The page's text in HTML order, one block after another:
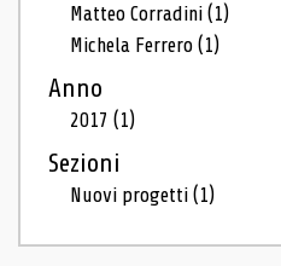
Matteo Corradini(1)
Michela Ferrero(1)
Anno
2017(1)
Sezioni
Nuovi progetti(1)